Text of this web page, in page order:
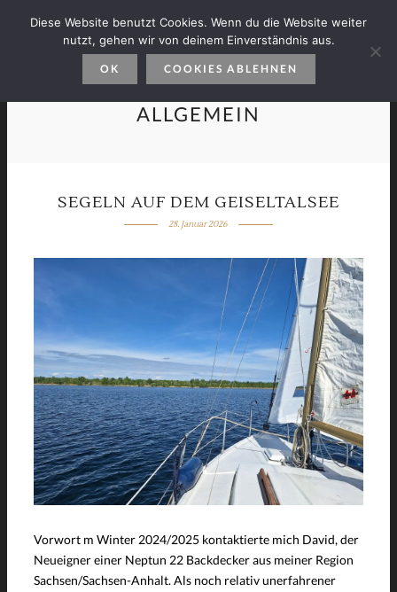
ALLGEMEIN
SEGELN AUF DEM GEISELTALSEE
28. Januar 2026
Vorwort m Winter 2024/2025 kontaktierte mich David, der
Neueigner einer Neptun 22 Backdecker aus meiner Region
Sachsen/Sachsen-Anhalt. Als noch relativ unerfahrener
Diese Website benutzt Cookies. Wenn du die Website weiter
nutzt, gehen wir von deinem Einverständnis aus.
OK COOKIES ABLEHNEN